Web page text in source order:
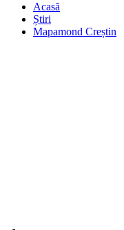
Acasă
Știri
Mapamond Creștin